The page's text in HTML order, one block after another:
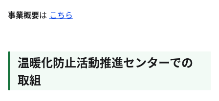
事業概要は こちら
温暖化防止活動推進センターでの
取組